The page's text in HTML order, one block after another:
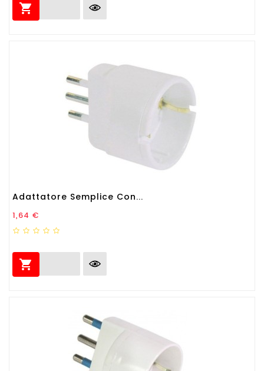

Adattatore Semplice Con...
Prezzo
1,64 €
